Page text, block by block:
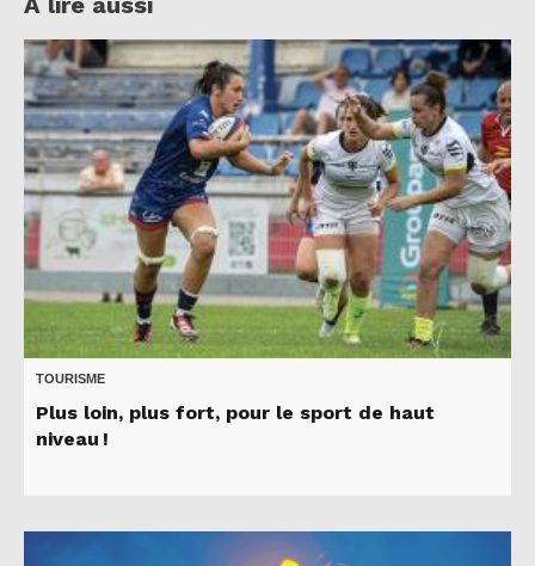
TOURISME
Plus loin, plus fort, pour le sport de haut
niveau !